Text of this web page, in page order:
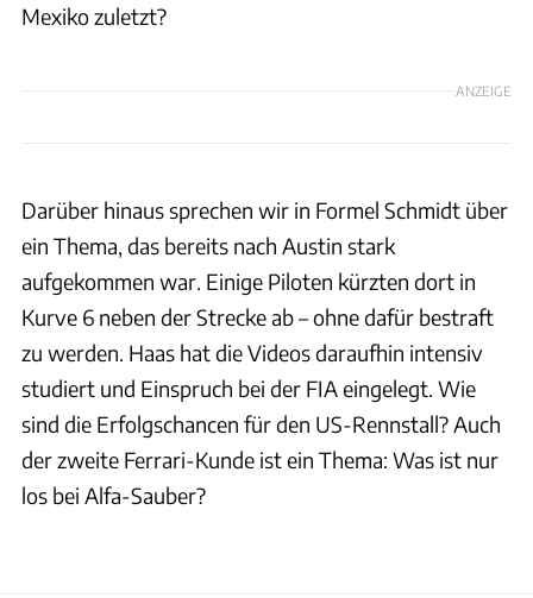
Mexiko zuletzt?
ANZEIGE
Darüber hinaus sprechen wir in Formel Schmidt über
ein Thema, das bereits nach Austin stark
aufgekommen war. Einige Piloten kürzten dort in
Kurve 6 neben der Strecke ab – ohne dafür bestraft
zu werden. Haas hat die Videos daraufhin intensiv
studiert und Einspruch bei der FIA eingelegt. Wie
sind die Erfolgschancen für den US-Rennstall? Auch
der zweite Ferrari-Kunde ist ein Thema: Was ist nur
los bei Alfa-Sauber?